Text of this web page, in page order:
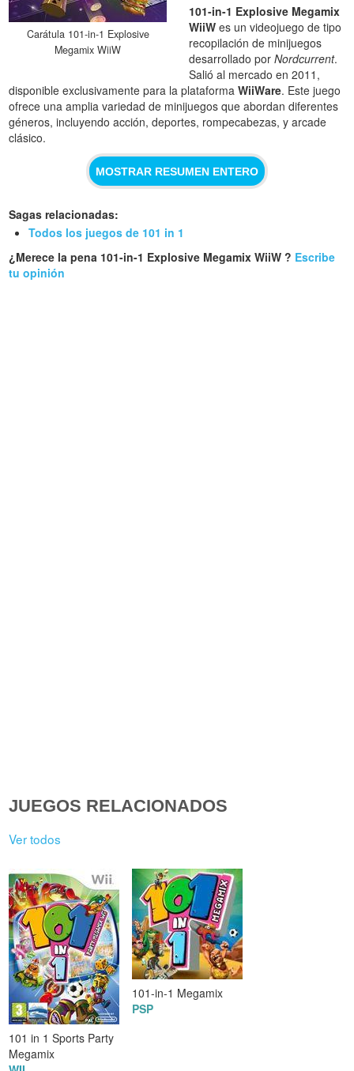
Carátula 101-in-1 Explosive
Megamix WiiW
101-in-1 Explosive Megamix
WiiW es un videojuego de tipo
recopilación de minijuegos
desarrollado porNordcurrent.
Salió al mercado en 2011,
disponible exclusivamente para la plataformaWiiWare. Este juego
ofrece una amplia variedad de minijuegos que abordan diferentes
géneros, incluyendo acción, deportes, rompecabezas, y arcade
clásico.
MOSTRAR RESUMEN ENTERO
Sagas relacionadas:
Todos los juegos de 101 in 1
¿Merece la pena 101-in-1 Explosive Megamix WiiW ? Escribe
tu opinión
JUEGOS RELACIONADOS
Ver todos
101 in 1 Sports Party
Megamix
101-in-1 Megamix
PSP